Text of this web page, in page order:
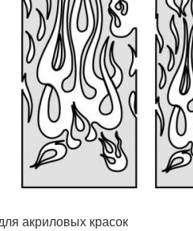
акриловых красок